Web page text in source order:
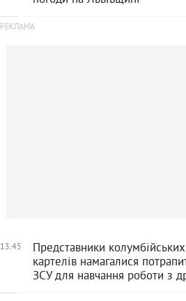
13:45
Представники колумбійських
картелів намагалися
ЗСУ для навчання роботи з